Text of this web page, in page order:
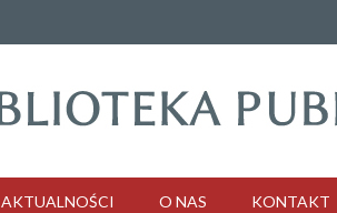
AKTUALNOŚCI O NAS KONTAKT